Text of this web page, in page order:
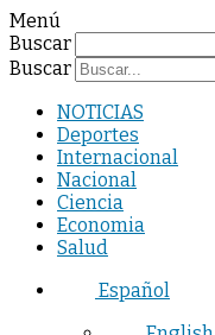
Menú
Buscar
Buscar
NOTICIAS
Deportes
Internacional
Nacional
Ciencia
Economia
Salud
Español